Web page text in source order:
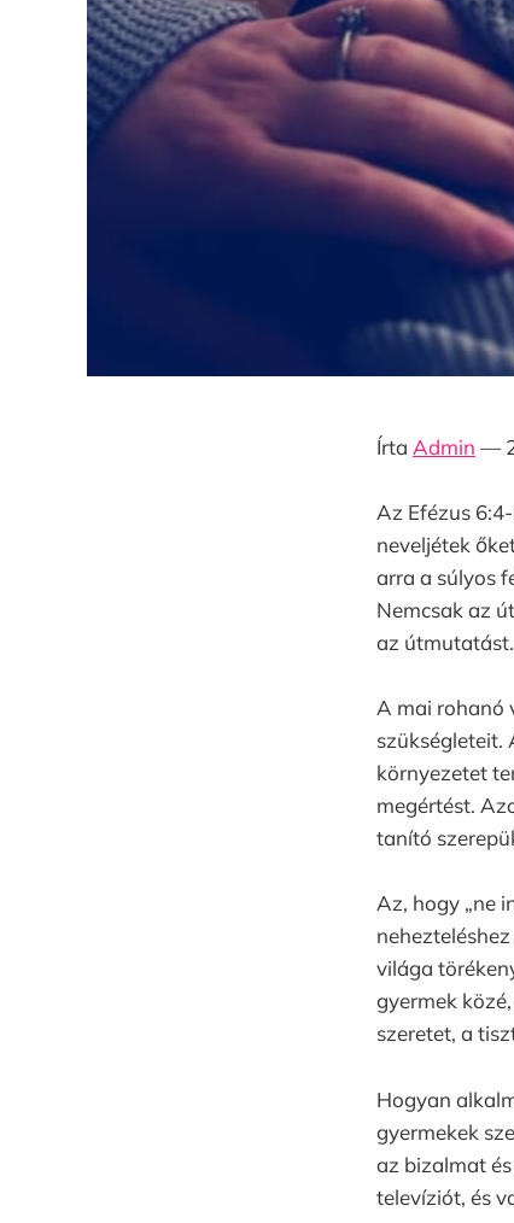
Írta Admin —
Az Efézus
neveljétek
arra a súlyos
Nemcsak az
az útmutatást.
A mai rohanó
szükségleteit.
környezetet
megértést.
tanító
Az, hogy „ne
világa
gyermek
szeretet, a
Hogyan
gyermekek
az bizalmat
televíziót, és